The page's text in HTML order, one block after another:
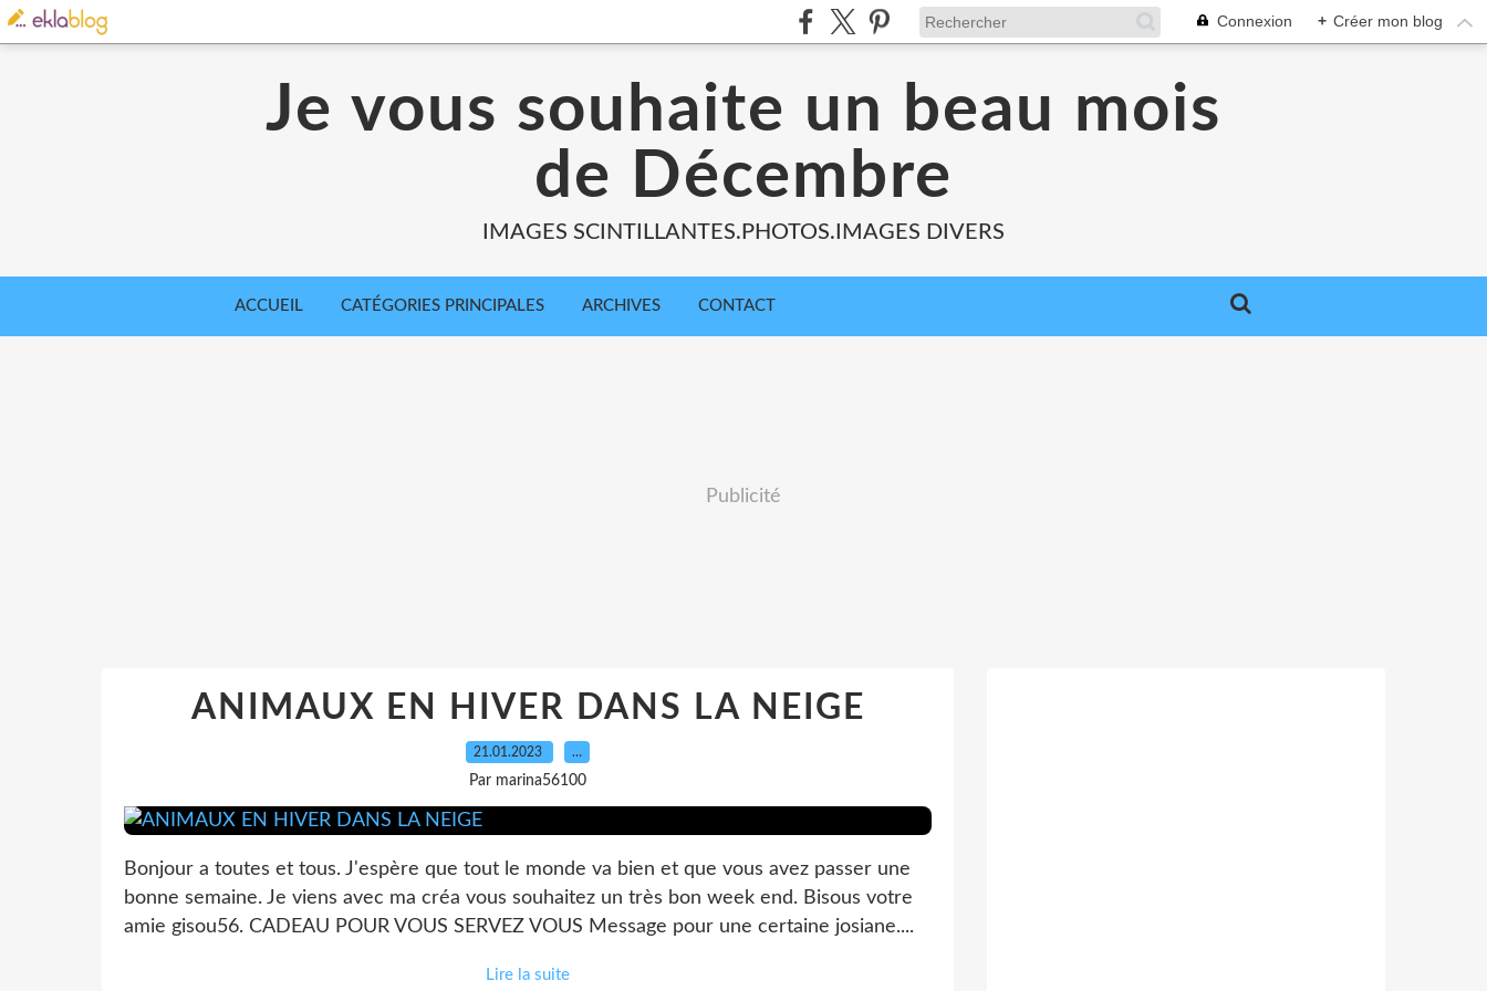
Connexion + Créer mon blog
Je vous souhaite un beau mois
de Décembre
IMAGES SCINTILLANTES.PHOTOS.IMAGES DIVERS
ACCUEIL CATÉGORIES PRINCIPALES ARCHIVES CONTACT
Publicité
ANIMAUX EN HIVER DANS LA NEIGE
21.01.2023 …
Par marina56100
Bonjour a toutes et tous. J'espère que tout le monde va bien et que vous avez passer une
bonne semaine. Je viens avec ma créa vous souhaitez un très bon week end. Bisous votre
amie gisou56. CADEAU POUR VOUS SERVEZ VOUS Message pour une certaine josiane....
Lire la suite